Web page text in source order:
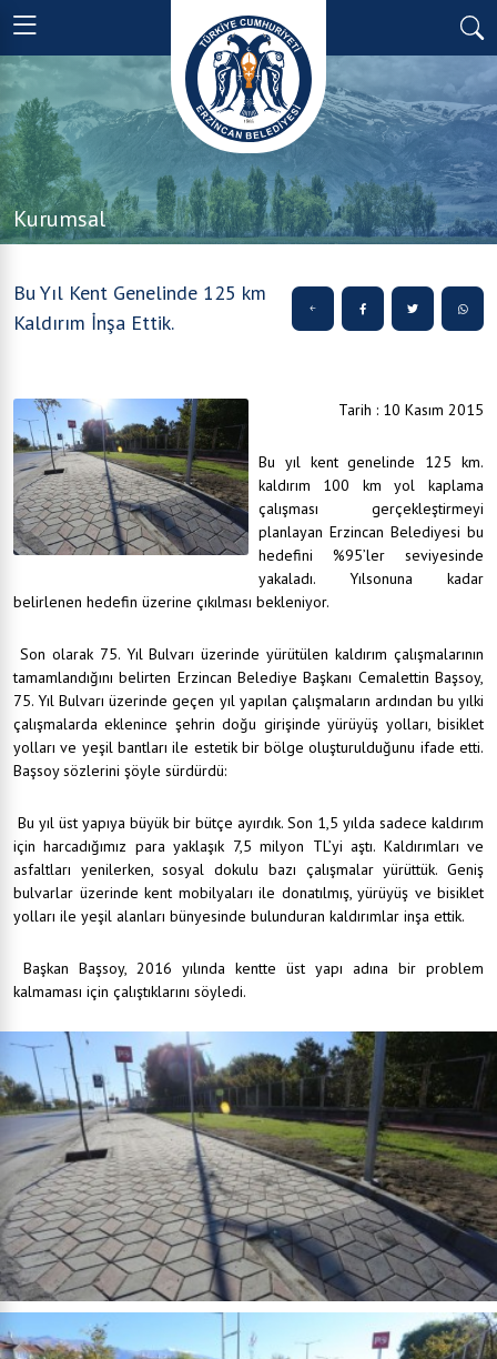
Kurumsal
Bu Yıl Kent Genelinde 125 km
Kaldırım İnşa Ettik.
Tarih : 10 Kasım 2015
Bu yıl kent genelinde 125 km.
kaldırım 100 km yol kaplama
çalışması gerçekleştirmeyi
planlayan Erzincan Belediyesi bu
hedefini %95’ler seviyesinde
yakaladı. Yılsonuna kadar
belirlenen hedefin üzerine çıkılması bekleniyor.
Son olarak 75. Yıl Bulvarı üzerinde yürütülen kaldırım çalışmalarının
tamamlandığını belirten Erzincan Belediye Başkanı Cemalettin Başsoy,
75. Yıl Bulvarı üzerinde geçen yıl yapılan çalışmaların ardından bu yılki
çalışmalarda eklenince şehrin doğu girişinde yürüyüş yolları, bisiklet
yolları ve yeşil bantları ile estetik bir bölge oluşturulduğunu ifade etti.
Başsoy sözlerini şöyle sürdürdü:
Bu yıl üst yapıya büyük bir bütçe ayırdık. Son 1,5 yılda sadece kaldırım
için harcadığımız para yaklaşık 7,5 milyon TL’yi aştı. Kaldırımları ve
asfaltları yenilerken, sosyal dokulu bazı çalışmalar yürüttük. Geniş
bulvarlar üzerinde kent mobilyaları ile donatılmış, yürüyüş ve bisiklet
yolları ile yeşil alanları bünyesinde bulunduran kaldırımlar inşa ettik.
Başkan Başsoy, 2016 yılında kentte üst yapı adına bir problem
kalmaması için çalıştıklarını söyledi.